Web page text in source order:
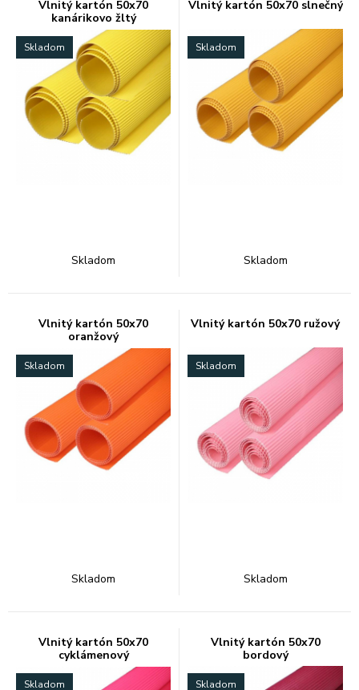
Vlnitý kartón 50x70
kanárikovo žltý
Skladom
Skladom
Vlnitý kartón 50x70 slnečný
Skladom
Skladom
Vlnitý kartón 50x70
oranžový
Skladom
Skladom
Vlnitý kartón 50x70 ružový
Skladom
Skladom
Vlnitý kartón 50x70
cyklámenový
Skladom
Vlnitý kartón 50x70
bordový
Skladom